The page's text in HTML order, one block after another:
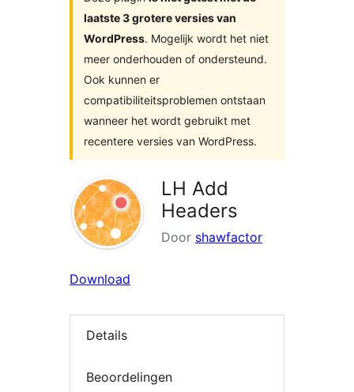
laatste 3 grotere versies van
WordPress. Mogelijk wordt het niet
meer onderhouden of ondersteund.
Ook kunnen er
compatibiliteitsproblemen ontstaan
wanneer het wordt gebruikt met
recentere versies van WordPress.
LH Add
Headers
Door shawfactor
Download
Details
Beoordelingen